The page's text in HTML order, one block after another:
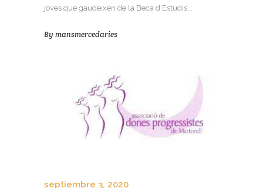
joves que gaudeixen de la Beca d’Estudis...
By mansmercedaries
septiembre 3, 2020